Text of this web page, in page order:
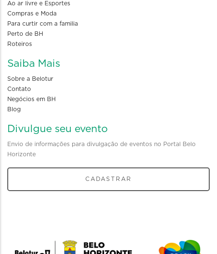
Ao ar livre e Esportes
Compras e Moda
Para curtir com a familia
Perto de BH
Roteiros
Saiba Mais
Sobre a Belotur
Contato
Negócios em BH
Blog
Divulgue seu evento
Envio de informações para divulgação de eventos no Portal Belo
Horizonte
CADASTRAR